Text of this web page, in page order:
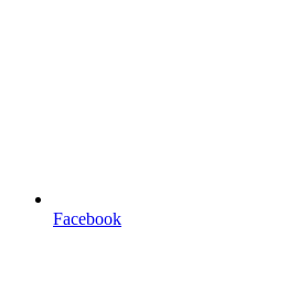
Facebook